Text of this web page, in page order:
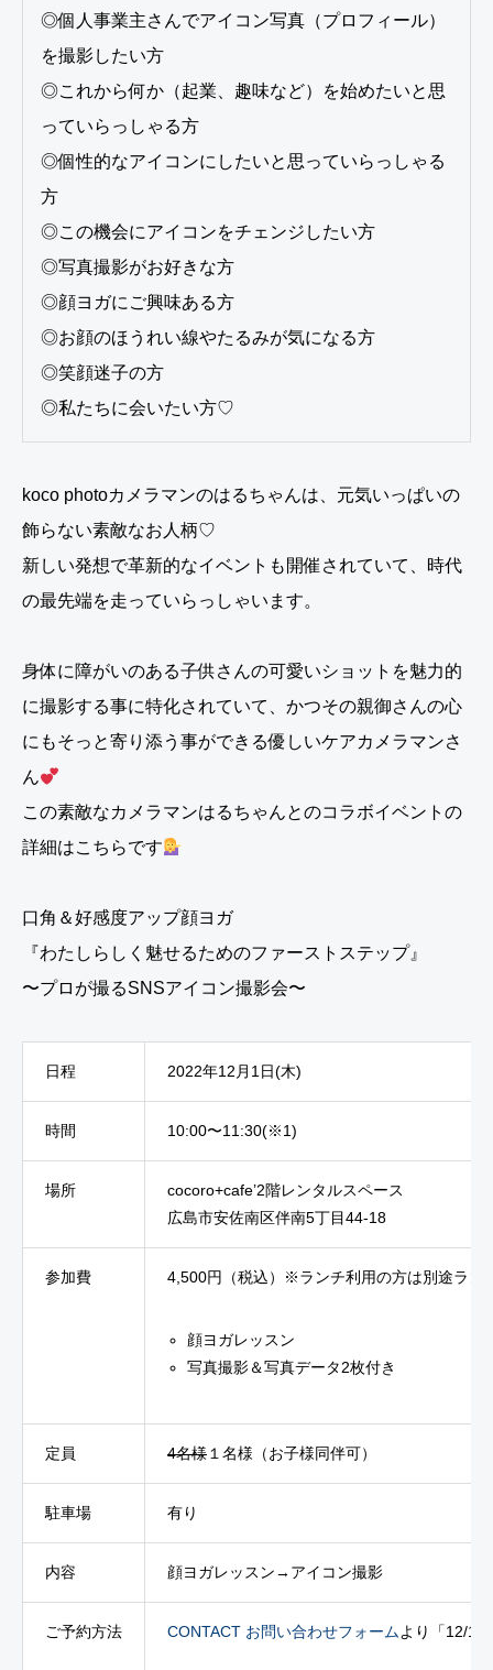
し
た
◎個人事業主さんでアイコン写真（プロフィール）
を撮影したい方
◎これから何か（起業、趣味など）を始めたいと思
っていらっしゃる方
◎個性的なアイコンにしたいと思っていらっしゃる
方
◎この機会にアイコンをチェンジしたい方
◎写真撮影がお好きな方
◎顔ヨガにご興味ある方
◎お顔のほうれい線やたるみが気になる方
◎笑顔迷子の方
◎私たちに会いたい方♡
koco photoカメラマンのはるちゃんは、元気いっぱいの
飾らない素敵なお人柄♡
新しい発想で革新的なイベントも開催されていて、時代
の最先端を走っていらっしゃいます。
身体に障がいのある子供さんの可愛いショットを魅力的
に撮影する事に特化されていて、かつその親御さんの心
にもそっと寄り添う事ができる優しいケアカメラマンさ
ん
この素敵なカメラマンはるちゃんとの⁡コラボイベントの
詳細はこちらです
口角＆好感度アップ顔ヨガ
『わたしらしく魅せるためのファーストステップ』
〜プロが撮るSNSアイコン撮影会〜
日程 2022年12月1日(木)
時間 10:00〜11:30(※1)
場所
cocoro+cafe’2階レンタルスペース
広島市安佐南区伴南5丁目44-18
参加費 4,500円（税込） ※ランチ利用の方は別途ラン
顔ヨガレッスン
写真撮影＆写真データ2枚付き
定員 4名様１名様（お子様同伴可）
駐車場 有り
内容 顔ヨガレッスン→アイコン撮影
ご予約方法 CONTACT お問い合わせフォームより「12/1